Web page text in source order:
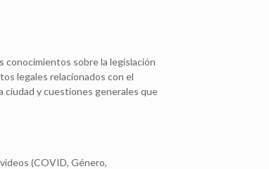
conocimientos sobre la legislación
legales relacionados con el
ciudad y cuestiones generales que
(COVID, Género,